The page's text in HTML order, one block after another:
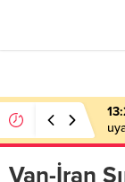
Van-İran